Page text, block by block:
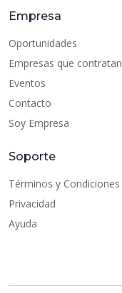
Empresa
Oportunidades
Empresas que contratan
Eventos
Contacto
Soy Empresa
Soporte
Términos y Condiciones
Privacidad
Ayuda